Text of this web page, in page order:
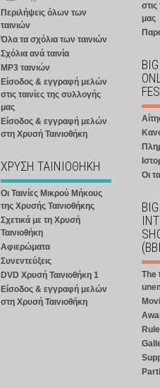
Περιλήψεις όλων των
ταινιών
Όλα τα σχόλια των ταινιών
Σχόλια ανά ταινία
MP3 ταινιών
Είσοδος & εγγραφή μελών
στις ταινίες της συλλογής
μας
Είσοδος & εγγραφή μελών
στη Χρυσή Ταινιοθήκη
ΧΡΥΣΗ ΤΑΙΝΙΟΘΗΚΗ
Οι Ταινίες Μικρού Μήκους
της Χρυσής Ταινιοθήκης
Σχετικά με τη Χρυσή
Ταινιοθήκη
Αφιερώματα
Συνεντεύξεις
DVD Χρυσή Ταινιοθήκη 1
Είσοδος & εγγραφή μελών
στη Χρυσή Ταινιοθήκη
μας
Οι
The